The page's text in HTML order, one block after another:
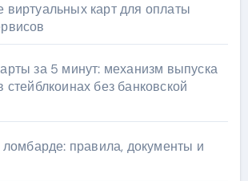
виртуальных карт для оплаты
за 5 минут: механизм выпуска
без банковской
ломбарде: правила, документы и